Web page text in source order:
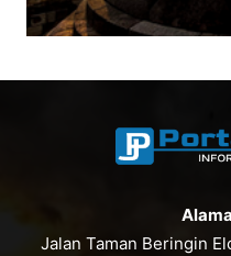
Jalan Taman Beringin